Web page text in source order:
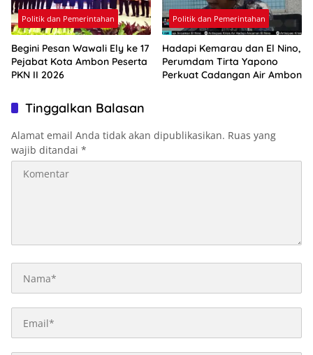
Politik dan Pemerintahan
Begini Pesan Wawali Ely ke 17
Pejabat Kota Ambon Peserta
PKN II 2026
Politik dan Pemerintahan
Hadapi Kemarau dan El Nino,
Perumdam Tirta Yapono
Perkuat Cadangan Air Ambon
Tinggalkan Balasan
Alamat email Anda tidak akan dipublikasikan. Ruas yang
wajib ditandai *